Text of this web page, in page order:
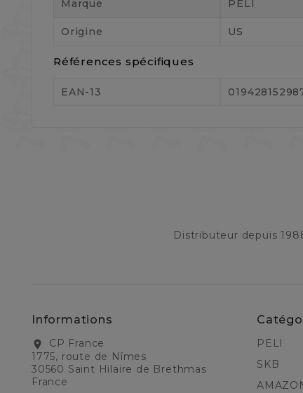
Marque PELI
Origine US
Références spécifiques
EAN-13
Distributeur depuis
Informations
location_on
CP France
1775, route de Nîmes
30560 Saint Hilaire de Brethmas
France
PELI
SKB